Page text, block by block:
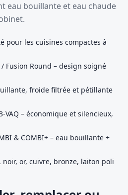
eau bouillante et eau chaude
pour les cuisines compactes à
Fusion Round – design soigné
froide filtrée et pétillante
VAQ – économique et silencieux,
& COMBI+ – eau bouillante +
or, cuivre, bronze, laiton poli